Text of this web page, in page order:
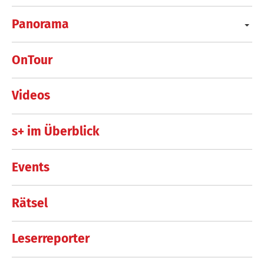
Panorama
OnTour
Videos
s+ im Überblick
Events
Rätsel
Leserreporter